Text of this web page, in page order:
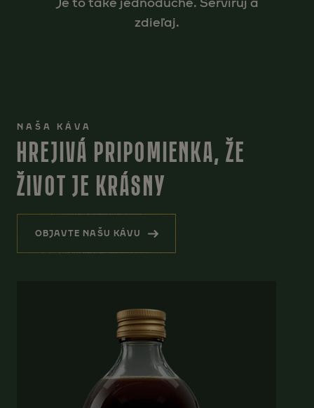
zdieľaj.
NAŠA KÁVA
HREJIVÁ PRIPOMIENKA, ŽE
ŽIVOT JE KRÁSNY
OBJAVTE NAŠU KÁVU
(HREJIVÁ PRIPOMIENKA, ŽE ŽIVOT JE